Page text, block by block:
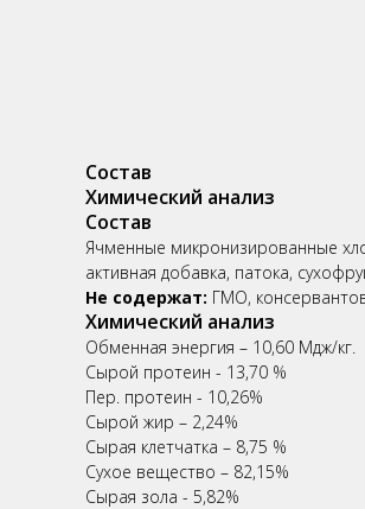
Состав
Химический анализ
Состав
Ячменные микронизированные
активная добавка, патока,
Не содержат: ГМО,
Химический анализ
Обменная энергия – 10,60 Мдж/кг.
Сырой протеин - 13,70 %
Пер. протеин - 10,26%
Сырой жир – 2,24%
Сырая клетчатка – 8,75 %
Сухое вещество – 82,15%
Сырая зола - 5,82%